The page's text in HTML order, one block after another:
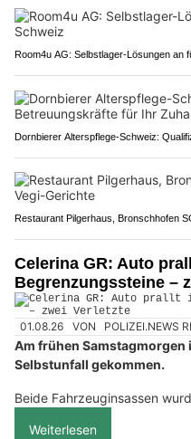
Room4u AG: Selbstlager-Lösungen an
Dornbierer Alterspflege-Schweiz:
Restaurant Pilgerhaus, Bronschhofen
Celerina GR: Auto
Begrenzungssteine –
01.08.26 VON POLIZEI.NEWS
Am frühen Samstagmorgen
Selbstunfall gekommen.
Beide Fahrzeuginsassen
Weiterlesen